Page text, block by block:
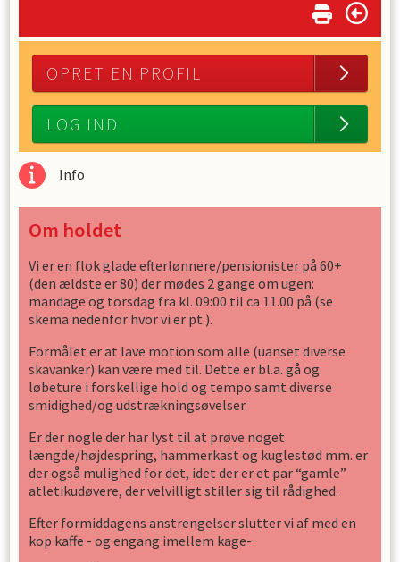
OPRET EN PROFIL
LOG IND
Info
Om holdet
Vi er en flok glade efterlønnere/pensionister på 60+
(den ældste er 80) der mødes 2 gange om ugen:
mandage og torsdag fra kl. 09:00 til ca 11.00 på (se
skema nedenfor hvor vi er pt.).
Formålet er at lave motion som alle (uanset diverse
skavanker) kan være med til. Dette er bl.a. gå og
løbeture i forskellige hold og tempo samt diverse
smidighed/og udstrækningsøvelser.
Er der nogle der har lyst til at prøve noget
længde/højdespring, hammerkast og kuglestød mm. er
der også mulighed for det, idet der er et par “gamle”
atletikudøvere, der velvilligt stiller sig til rådighed.
Efter formiddagens anstrengelser slutter vi af med en
kop kaffe - og engang imellem kage-